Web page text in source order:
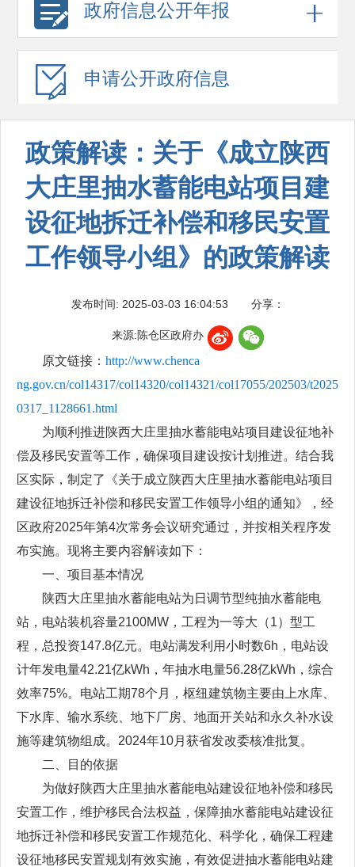
政府信息公开年报
申请公开政府信息
政策解读：关于《成立陕西
大庄里抽水蓄能电站项目建
设征地拆迁补偿和移民安置
工作领导小组》的政策解读
发布时间: 2025-03-03 16:04:53 分享：
来源:陈仓区政府办
原文链接： http://www.chenca
ng.gov.cn/col14317/col14320/col14321/col17055/202503/t2025
0317_1128661.html
为顺利推进陕西大庄里抽水蓄能电站项目建设征地补
偿及移民安置等工作，确保项目建设按计划推进。结合我
区实际，制定了《关于成立陕西大庄里抽水蓄能电站项目
建设征地拆迁补偿和移民安置工作领导小组的通知》，经
区政府2025年第4次常务会议研究通过，并按相关程序发
布实施。现将主要内容解读如下：
一、项目基本情况
陕西大庄里抽水蓄能电站为日调节型纯抽水蓄能电
站，电站装机容量2100MW，工程为一等大（1）型工
程，总投资147.8亿元。电站满发利用小时数6h，电站设
计年发电量42.21亿kWh，年抽水电量56.28亿kWh，综合
效率75%。电站工期78个月，枢纽建筑物主要由上水库、
下水库、输水系统、地下厂房、地面开关站和永久补水设
施等建筑物组成。2024年10月获省发改委核准批复。
二、目的依据
为做好陕西大庄里抽水蓄能电站建设征地补偿和移民
安置工作，维护移民合法权益，保障抽水蓄能电站建设征
地拆迁补偿和移民安置工作规范化、科学化，确保工程建
设征地移民安置规划有效实施，有效促进抽水蓄能电站建